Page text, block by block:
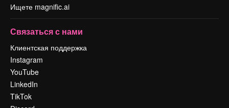
Ищете magnific.ai
Связаться с нами
Клиентская поддержка
Instagram
YouTube
LinkedIn
TikTok